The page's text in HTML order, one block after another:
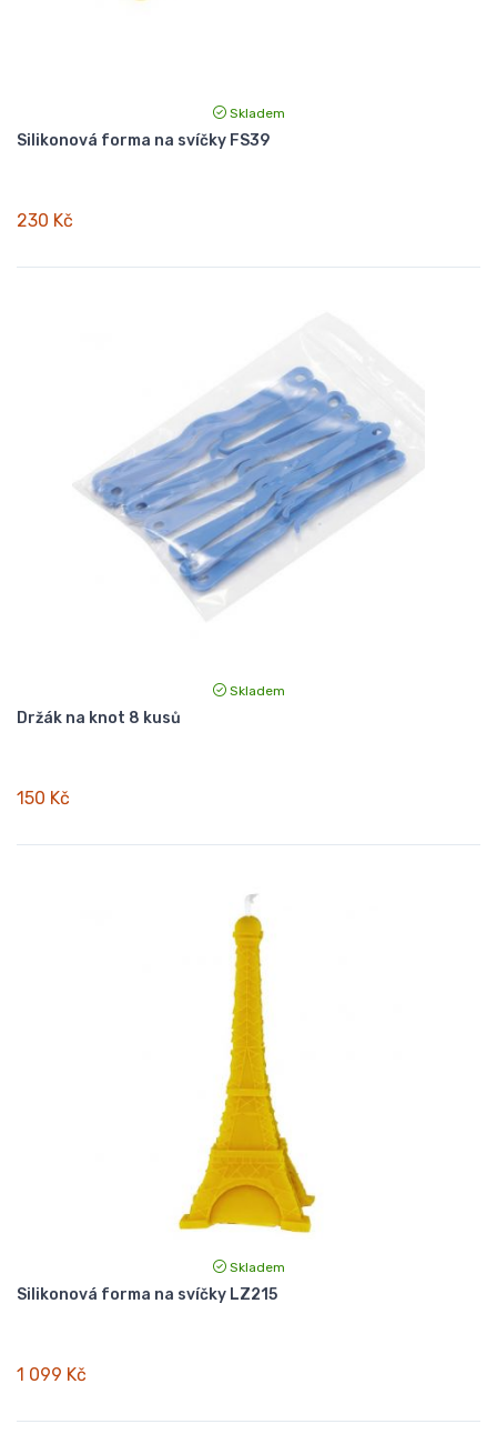
Skladem
Silikonová forma na svíčky FS39
230 Kč
Skladem
Držák na knot 8 kusů
150 Kč
Skladem
Silikonová forma na svíčky LZ215
1 099 Kč